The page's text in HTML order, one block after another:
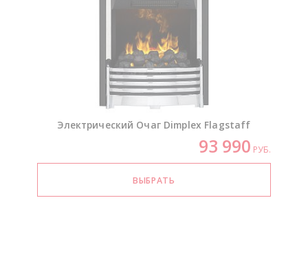
Электрический Очаг Dimplex Flagstaff
93 990 РУБ.